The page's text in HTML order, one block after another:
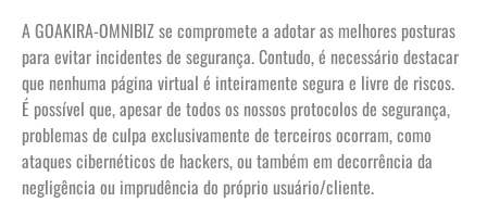
A GOAKIRA-OMNIBIZ se compromete a adotar as melhores posturas
para evitar incidentes de segurança. Contudo, é necessário destacar
que nenhuma página virtual é inteiramente segura e livre de riscos.
É possível que, apesar de todos os nossos protocolos de segurança,
problemas de culpa exclusivamente de terceiros ocorram, como
ataques cibernéticos de hackers, ou também em decorrência da
negligência ou imprudência do próprio usuário/cliente.